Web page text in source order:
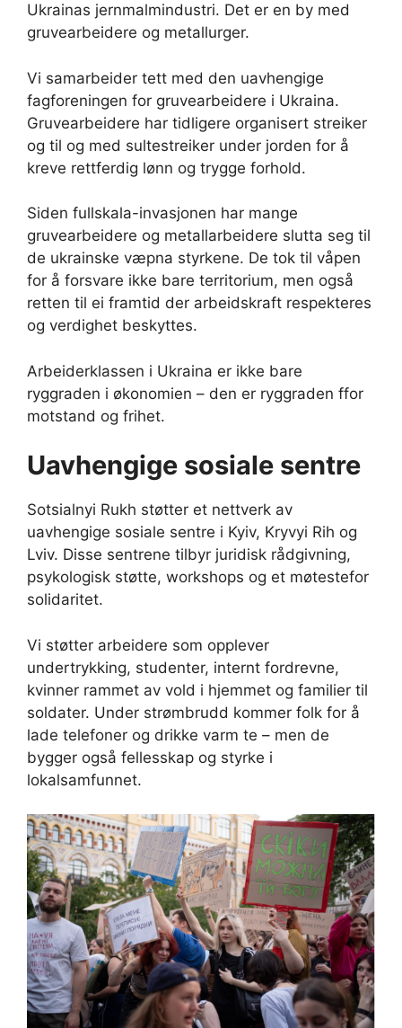
Ukrainas jernmalmindustri. Det er en by med
gruvearbeidere og metallurger.
Vi samarbeider tett med den uavhengige
fagforeningen for gruvearbeidere i Ukraina.
Gruvearbeidere har tidligere organisert streiker
og til og med sultestreiker under jorden for å
kreve rettferdig lønn og trygge forhold.
Siden fullskala-invasjonen har mange
gruvearbeidere og metallarbeidere slutta seg til
de ukrainske væpna styrkene. De tok til våpen
for å forsvare ikke bare territorium, men også
retten til ei framtid der arbeidskraft respekteres
og verdighet beskyttes.
Arbeiderklassen i Ukraina er ikke bare
ryggraden i økonomien – den er ryggraden ffor
motstand og frihet.
Uavhengige sosiale sentre
Sotsialnyi Rukh støtter et nettverk av
uavhengige sosiale sentre i Kyiv, Kryvyi Rih og
Lviv. Disse sentrene tilbyr juridisk rådgivning,
psykologisk støtte, workshops og et møtestefor
solidaritet.
Vi støtter arbeidere som opplever
undertrykking, studenter, internt fordrevne,
kvinner rammet av vold i hjemmet og familier til
soldater. Under strømbrudd kommer folk for å
lade telefoner og drikke varm te – men de
bygger også fellesskap og styrke i
lokalsamfunnet.